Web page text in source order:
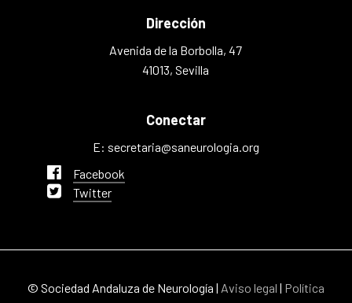
Dirección
Avenida de la Borbolla, 47
41013, Sevilla
Conectar
E: secretaria@saneurologia.org
Facebook
Twitter
© Sociedad Andaluza de Neurología | Aviso legal | Política